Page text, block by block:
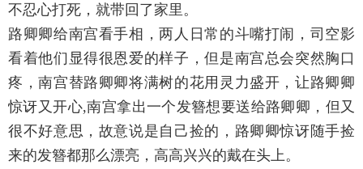
不忍心打死，就带回了家里。
路卿卿给南宫看手相，两人日常的斗嘴打闹，司空影
看着他们显得很恩爱的样子，但是南宫总会突然胸口
疼，南宫替路卿卿将满树的花用灵力盛开，让路卿卿
惊讶又开心,南宫拿出一个发簪想要送给路卿卿，但又
很不好意思，故意说是自己捡的，路卿卿惊讶随手捡
来的发簪都那么漂亮，高高兴兴的戴在头上。